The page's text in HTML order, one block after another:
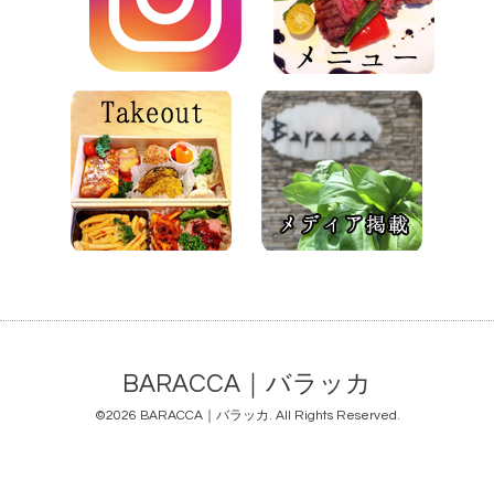
BARACCA｜バラッカ
©2026 BARACCA｜バラッカ . All Rights Reserved.